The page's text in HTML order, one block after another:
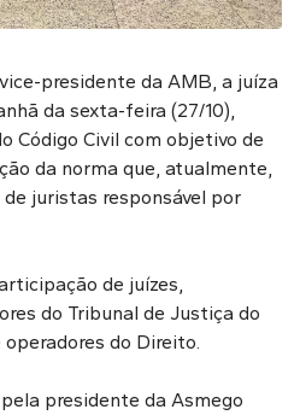
presidente da AMB, a juíza
da sexta-feira (27/10),
Código Civil com objetivo de
da norma que, atualmente,
juristas responsável por
de juízes,
do Tribunal de Justiça do
operadores do Direito.
presidente da Asmego